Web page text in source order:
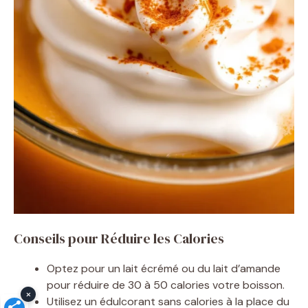
Conseils pour Réduire les Calories
Optez pour un lait écrémé ou du lait d’amande
pour réduire de 30 à 50 calories votre boisson.
Utilisez un édulcorant sans calories à la place du
×